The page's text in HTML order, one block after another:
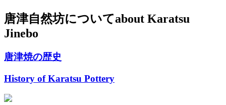
唐津自然坊についてabout Karatsu
Jinebo
唐津焼の歴史
History of Karatsu Pottery